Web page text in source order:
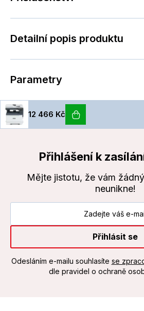
Detailní popis produktu
Parametry
12 466 Kč
Přihlášení k
Mějte jistotu, že vám
neunikne!
Přihlásit se
Odesláním e-mailu souhlasíte se
dle pravidel o ochraně